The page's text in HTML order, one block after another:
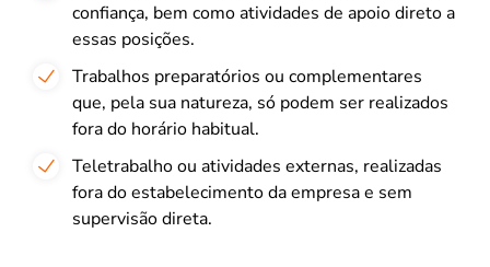
confiança, bem como atividades de apoio direto a
essas posições.
Trabalhos preparatórios ou complementares
que, pela sua natureza, só podem ser realizados
fora do horário habitual.
Teletrabalho ou atividades externas, realizadas
fora do estabelecimento da empresa e sem
supervisão direta.